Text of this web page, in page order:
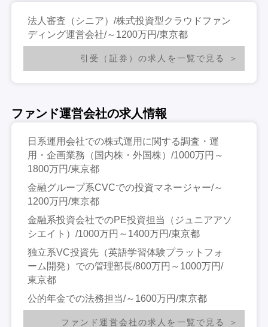
法人審査（シニア）/株式投資型クラウドファン
ディング運営会社/～1200万円/東京都
引受（証券）の求人を一覧で見る
ファンド運営会社の求人情報
日系運用会社での株式運用に関する調査・運
用・企画業務（国内株・外国株）/1000万円～
1800万円/東京都
金融グループ系CVCでの投資マネージャー/～
1200万円/東京都
金融系投資会社でのPE投資担当（ジュニアアソ
シエイト）/1000万円～1400万円/東京都
独立系VC投資先（英語学習体験プラットフォ
ーム開発）での管理部長/800万円～1000万円/
東京都
公的年金での法務担当/～1600万円/東京都
ファンド運営会社の求人を一覧で見る